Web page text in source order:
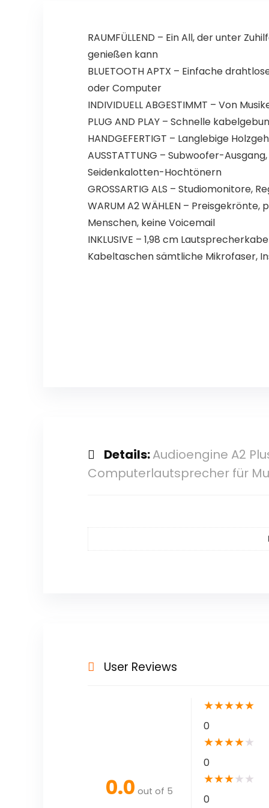
RAUMFÜLLEND – Ein All, der unter
genießen kann
BLUETOOTH APTX – Einfache
oder Computer
INDIVIDUELL ABGESTIMMT – Von
PLUG AND PLAY – Schnelle
HANDGEFERTIGT – Langlebige
AUSSTATTUNG – Subwoofer-
Seidenkalotten-Hochtönern
GROSSARTIG ALS –
WARUM A2 WÄHLEN –
Menschen, keine Voicemail
INKLUSIVE – 1,98 cm
Kabeltaschen sämtliche Mikrofaser,
Details:Audioengine A2
Computerlautsprecher für
User Reviews
0.0 out of 5
★★★★★
0
★★★★★
0
★★★★ ★
0